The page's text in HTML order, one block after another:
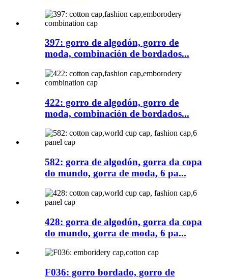
397: gorro de algodón, gorro de
moda, combinación de bordados...
422: gorro de algodón, gorro de
moda, combinación de bordados...
582: gorra de algodón, gorra da copa
do mundo, gorra de moda, 6 pa...
428: gorra de algodón, gorra da copa
do mundo, gorra de moda, 6 pa...
F036: gorro bordado, gorro de